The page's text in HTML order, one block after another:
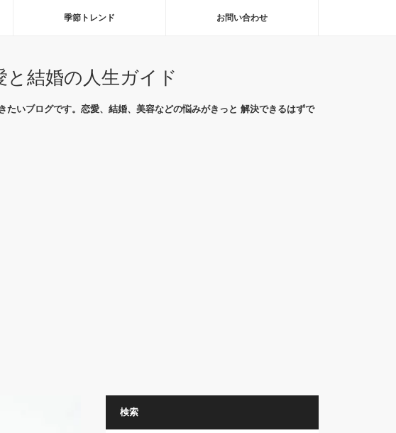
季節トレンド お問い合わせ
結婚の人生ガイド
いブログです。恋愛、結婚、美容などの悩みがきっと 解決できるはずで
検索